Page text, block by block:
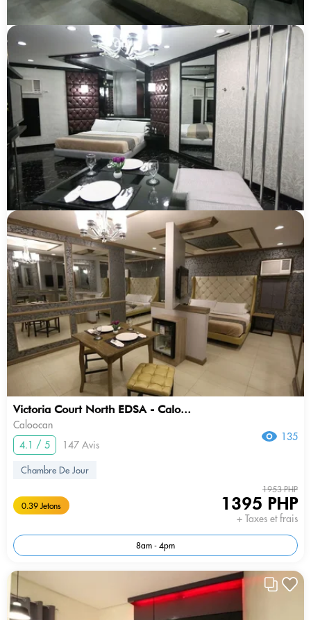
Victoria Court North EDSA - Calo...
Caloocan
4.1 / 5
147 Avis
135
Chambre De Jour
0.39 Jetons
1953 PHP
1395 PHP
+ Taxes et frais
8am - 4pm